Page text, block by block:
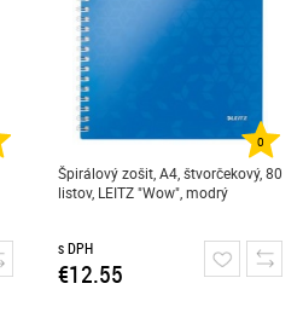
0
Špirálový zošit, A4, štvorčekový, 80
listov, LEITZ "Wow", modrý
s DPH
€12.55